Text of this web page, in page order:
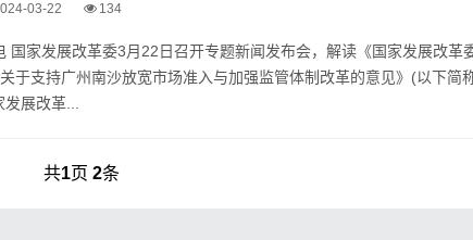
03-22 134
国家发展改革委3月22日召开专题新闻发布会，解读《国家发展改革
于支持广州南沙放宽市场准入与加强监管体制改革的意见》(以下简
展改革...
共1页 2条